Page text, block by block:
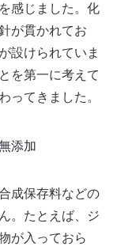
感じました。化
が貫かれてお
設けられていま
を第一に考えて
ってきました。
添加
成保存料などの
。たとえば、ジ
が入っておら